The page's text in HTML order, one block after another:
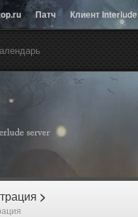
Патч Клиент Interlude
>